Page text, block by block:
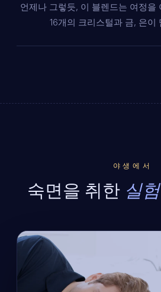
언제나 그렇듯, 이 블렌드는 여정을
16개의 크리스털과 금, 은이
야생에서
숙면을 취한 실